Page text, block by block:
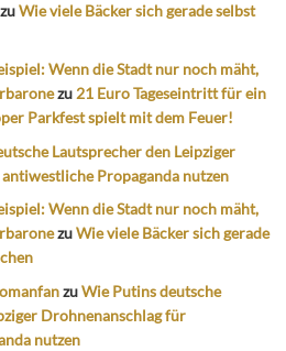
zuWie viele Bäcker sich gerade selbst
Wenn die Stadt nur noch mäht,
zu 21 Euro Tageseintritt für ein
Parkfest spielt mit dem Feuer!
Lautsprecher den Leipziger
Propaganda nutzen
Wenn die Stadt nur noch mäht,
zuWie viele Bäcker sich gerade
zuWie Putins deutsche
Drohnenanschlag für
nutzen